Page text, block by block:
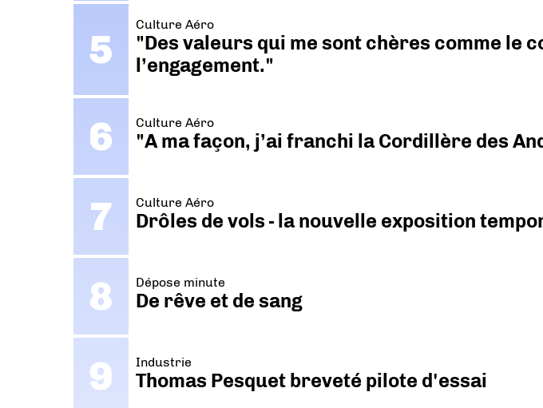
Culture Aéro
"Des valeurs qui me sont chères comme le
l’engagement."
Culture Aéro
"A ma façon, j’ai franchi la Cordillère des
Culture Aéro
Drôles de vols - la nouvelle exposition
Dépose minute
De rêve et de sang
Industrie
Thomas Pesquet breveté pilote d'essai